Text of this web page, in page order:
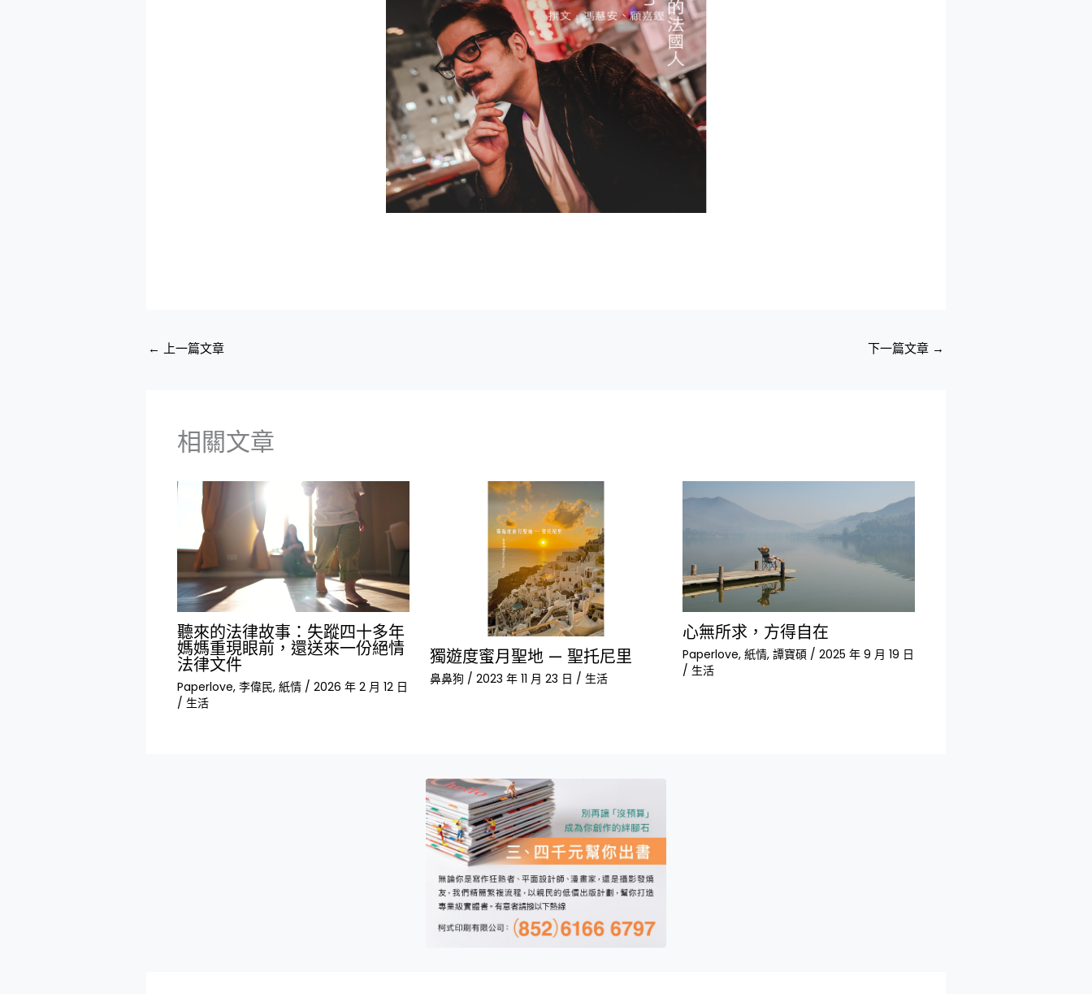
← 上一篇文章 下一篇文章 →
相關文章
聽來的法律故事：失蹤四十多年
媽媽重現眼前，還送來一份絕情
法律文件
Paperlove, 李偉民, 紙情/ 2026 年 2 月 12 日
/ 生活
獨遊度蜜月聖地 — 聖托尼里
鼻鼻狗 / 2023 年 11 月 23 日 / 生活
心無所求，方得自在
Paperlove,紙情,譚寶碩 /2025 年 9 月 19 日
/生活